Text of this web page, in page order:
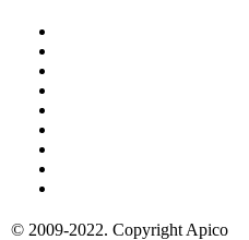
© 2009-2022. Copyright Apico